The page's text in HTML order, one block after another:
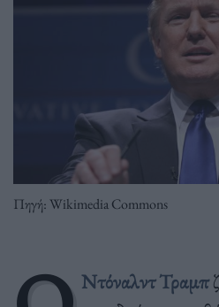
Πηγή: Wikimedia Commons
Ντόναλντ Τραμπ